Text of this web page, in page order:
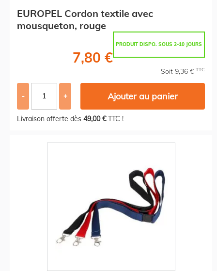
EUROPEL Cordon textile avec
mousqueton, rouge
PRODUIT DISPO. SOUS 2-10 JOURS
7,80 €
Soit 9,36 € TTC
- + Ajouter au panier
Livraison offerte dès 49,00 €TTC !